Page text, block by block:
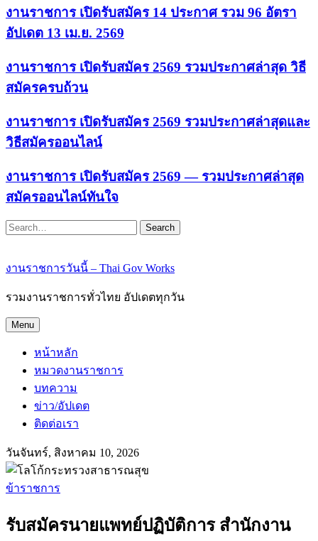
งานราชการ เปิดรับสมัคร 14 ประกาศ รวม 96 อัตรา
อัปเดต 13 เม.ย. 2569
งานราชการ เปิดรับสมัคร 2569 รวมประกาศล่าสุด วิธี
สมัครครบถ้วน
งานราชการ เปิดรับสมัคร 2569 รวมประกาศล่าสุดและ
วิธีสมัครออนไลน์
งานราชการ เปิดรับสมัคร 2569 — รวมประกาศล่าสุด
สมัครออนไลน์ทันใจ
Search
งานราชการวันนี้ – Thai Gov Works
รวมงานราชการทั่วไทย อัปเดตทุกวัน
Menu
หน้าหลัก
หมวดงานราชการ
บทความ
ข่าว/อัปเดต
ติดต่อเรา
วันจันทร์, สิงหาคม 10, 2026
ข้าราชการ
รับสมัครนายแพทย์ปฏิบัติการ สำนักงาน